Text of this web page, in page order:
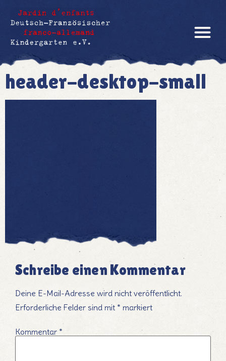
header-desktop-small
Schreibe einen Kommentar
Deine E-Mail-Adresse wird nicht veröffentlicht.
Erforderliche Felder sind mit * markiert
Kommentar *